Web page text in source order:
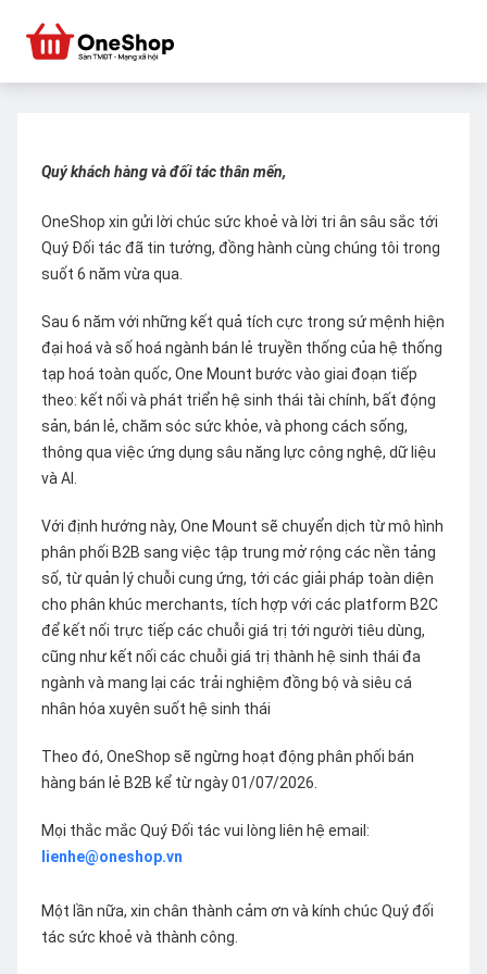
Quý khách hàng và đối tác thân mến,
OneShop xin gửi lời chúc sức khoẻ và lời tri ân sâu sắc tới
Quý Đối tác đã tin tưởng, đồng hành cùng chúng tôi trong
suốt 6 năm vừa qua.
Sau 6 năm với những kết quả tích cực trong sứ mệnh hiện
đại hoá và số hoá ngành bán lẻ truyền thống của hệ thống
tạp hoá toàn quốc, One Mount bước vào giai đoạn tiếp
theo: kết nối và phát triển hệ sinh thái tài chính, bất động
sản, bán lẻ, chăm sóc sức khỏe, và phong cách sống,
thông qua việc ứng dụng sâu năng lực công nghệ, dữ liệu
và AI.
Với định hướng này, One Mount sẽ chuyển dịch từ mô hình
phân phối B2B sang việc tập trung mở rộng các nền tảng
số, từ quản lý chuỗi cung ứng, tới các giải pháp toàn diện
cho phân khúc merchants, tích hợp với các platform B2C
để kết nối trực tiếp các chuỗi giá trị tới người tiêu dùng,
cũng như kết nối các chuỗi giá trị thành hệ sinh thái đa
ngành và mang lại các trải nghiệm đồng bộ và siêu cá
nhân hóa xuyên suốt hệ sinh thái
Theo đó, OneShop sẽ ngừng hoạt động phân phối bán
hàng bán lẻ B2B kể từ ngày 01/07/2026.
Mọi thắc mắc Quý Đối tác vui lòng liên hệ email:
lienhe@oneshop.vn
Một lần nữa, xin chân thành cảm ơn và kính chúc Quý đối
tác sức khoẻ và thành công.